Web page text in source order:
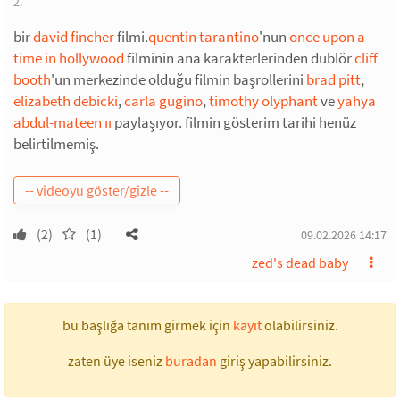
birdavid fincherfilmi.quentin tarantino'nunonce upon a
time in hollywoodfilminin ana karakterlerinden dublörcliff
booth'un merkezinde olduğu filmin başrollerini brad pitt,
elizabeth debicki,carla gugino,timothy olyphantveyahya
abdul-mateen ıı paylaşıyor. filmin gösterim tarihi henüz
belirtilmemiş.
(2) (1) 09.02.2026 14:17
zed's dead baby
bu başlığa tanım girmek için kayıtolabilirsiniz.
zaten üye iseniz buradan giriş yapabilirsiniz.